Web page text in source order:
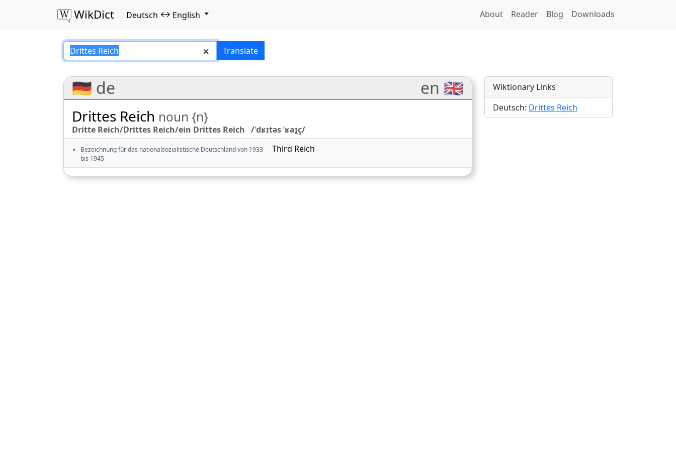
WikDict Deutsch ↔ English About Reader Blog Downloads
Drittes Reich – Deutsch–English translations
Translate
🇩🇪 de en 🇬🇧
Drittes Reich noun {n}
Dritte Reich/Drittes Reich/ein Drittes Reich /ˈdʁɪtəs ˈʁaɪ̯ç/
Bezeichnung für das nationalsozialistische Deutschland von 1933
bis 1945
Third Reich
Wiktionary Links
Deutsch: Drittes Reich